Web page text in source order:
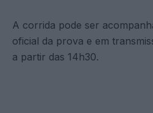
A corrida pode ser
oficial da prova e em
a partir das 14h30.